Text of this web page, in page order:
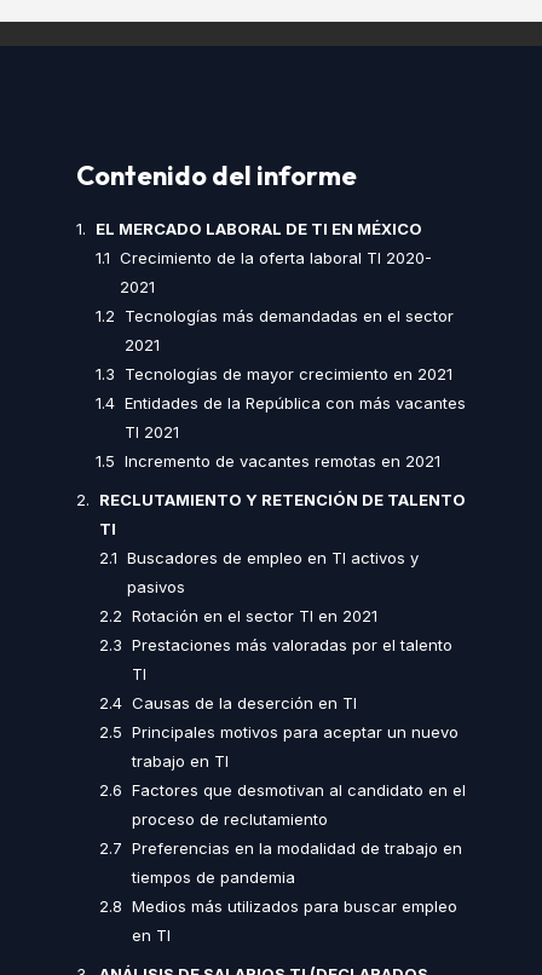
Contenido del informe
EL MERCADO LABORAL DE TI EN MÉXICO
Crecimiento de la oferta laboral TI 2020-
2021
Tecnologías más demandadas en el sector
2021
Tecnologías de mayor crecimiento en 2021
Entidades de la República con más vacantes
TI 2021
Incremento de vacantes remotas en 2021
RECLUTAMIENTO Y RETENCIÓN DE TALENTO
TI
Buscadores de empleo en TI activos y
pasivos
Rotación en el sector TI en 2021
Prestaciones más valoradas por el talento
TI
Causas de la deserción en TI
Principales motivos para aceptar un nuevo
trabajo en TI
Factores que desmotivan al candidato en el
proceso de reclutamiento
Preferencias en la modalidad de trabajo en
tiempos de pandemia
Medios más utilizados para buscar empleo
en TI